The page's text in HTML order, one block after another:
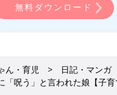
無料ダウンロード
ん・育児 日記・マンガ
「呪う」と言われた娘【子